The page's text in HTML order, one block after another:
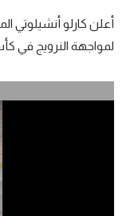
الدوري الإنجليزي
الدوري الإسباني
الدوري السعودي
أعلن كارلو أنشيلوتي
لمواجهة النرويج في